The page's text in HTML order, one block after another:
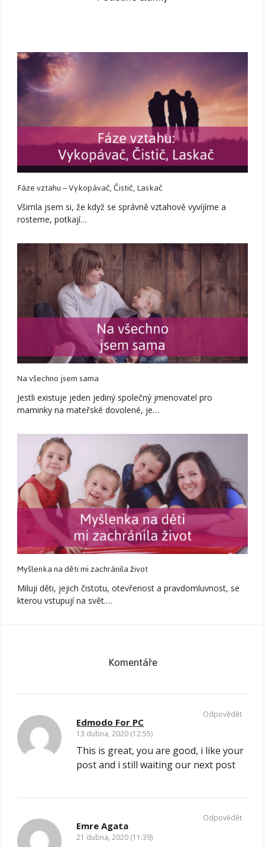
Fáze vztahu – Vykopávač, Čistič, Laskač
Všimla jsem si, že když se správně vztahově vyvíjíme a
rosteme, potkají…
Na všechno jsem sama
Jestli existuje jeden jediný společný jmenovatel pro
maminky na mateřské dovolené, je…
Myšlenka na děti mi zachránila život
Miluji děti, jejich čistotu, otevřenost a pravdomluvnost, se
kterou vstupují na svět.…
Komentáře
Edmodo For PC
13 dubna, 2020 (12:55)
This is great, you are good, i like your
post and i still waiting our next post
Odpovědět
Emre Agata
21 dubna, 2020 (11:39)
Odpovědět